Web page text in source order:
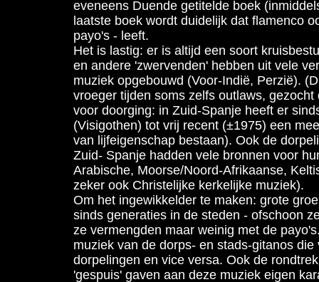
eveneens Duende getitelde boek
laatste boek wordt duidelijk dat flamenco
payo's - leeft.
Het is lastig: er is altijd een soort
en andere 'zwervenden' hebben uit vele
muziek opgebouwd (Voor-Indië, Perzië).
vroeger tijden soms zelfs outlaws,
voor doorging: in Zuid-Spanje heeft er
(Visigothen) tot vrij recent (±1975) een
van lijfeigenschap bestaan). Ook de
Zuid- Spanje hadden vele bronnen voor
Arabische, Moorse/Noord-Afrikaanse,
zeker ook Christelijke kerkelijke muziek).
Om het ingewikkelder te maken: grote
sinds generaties in de steden - ofschoon
ze vermengden maar weinig met de
muziek van de dorps- en stads-gitanos
dorpelingen en vice versa. Ook de
'gespuis' gaven aan deze muziek eigen